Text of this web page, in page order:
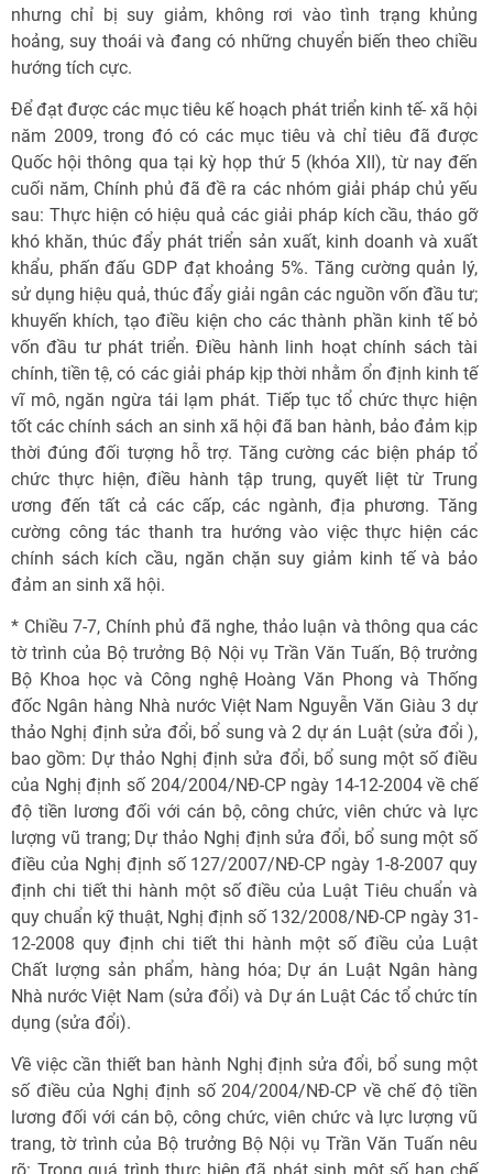
nhưng chỉ bị suy giảm, không rơi vào tình trạng khủng
hoảng, suy thoái và đang có những chuyển biến theo chiều
hướng tích cực.
Để đạt được các mục tiêu kế hoạch phát triển kinh tế- xã hội
năm 2009, trong đó có các mục tiêu và chỉ tiêu đã được
Quốc hội thông qua tại kỳ họp thứ 5 (khóa XII), từ nay đến
cuối năm, Chính phủ đã đề ra các nhóm giải pháp chủ yếu
sau: Thực hiện có hiệu quả các giải pháp kích cầu, tháo gỡ
khó khăn, thúc đẩy phát triển sản xuất, kinh doanh và xuất
khẩu, phấn đấu GDP đạt khoảng 5%. Tăng cường quản lý,
sử dụng hiệu quả, thúc đẩy giải ngân các nguồn vốn đầu tư;
khuyến khích, tạo điều kiện cho các thành phần kinh tế bỏ
vốn đầu tư phát triển. Điều hành linh hoạt chính sách tài
chính, tiền tệ, có các giải pháp kịp thời nhằm ổn định kinh tế
vĩ mô, ngăn ngừa tái lạm phát. Tiếp tục tổ chức thực hiện
tốt các chính sách an sinh xã hội đã ban hành, bảo đảm kịp
thời đúng đối tượng hỗ trợ. Tăng cường các biện pháp tổ
chức thực hiện, điều hành tập trung, quyết liệt từ Trung
ương đến tất cả các cấp, các ngành, địa phương. Tăng
cường công tác thanh tra hướng vào việc thực hiện các
chính sách kích cầu, ngăn chặn suy giảm kinh tế và bảo
đảm an sinh xã hội.
* Chiều 7-7, Chính phủ đã nghe, thảo luận và thông qua các
tờ trình của Bộ trưởng Bộ Nội vụ Trần Văn Tuấn, Bộ trưởng
Bộ Khoa học và Công nghệ Hoàng Văn Phong và Thống
đốc Ngân hàng Nhà nước Việt Nam Nguyễn Văn Giàu 3 dự
thảo Nghị định sửa đổi, bổ sung và 2 dự án Luật (sửa đổi ),
bao gồm: Dự thảo Nghị định sửa đổi, bổ sung một số điều
của Nghị định số 204/2004/NĐ-CP ngày 14-12-2004 về chế
độ tiền lương đối với cán bộ, công chức, viên chức và lực
lượng vũ trang; Dự thảo Nghị định sửa đổi, bổ sung một số
điều của Nghị định số 127/2007/NĐ-CP ngày 1-8-2007 quy
định chi tiết thi hành một số điều của Luật Tiêu chuẩn và
quy chuẩn kỹ thuật, Nghị định số 132/2008/NĐ-CP ngày 31-
12-2008 quy định chi tiết thi hành một số điều của Luật
Chất lượng sản phẩm, hàng hóa; Dự án Luật Ngân hàng
Nhà nước Việt Nam (sửa đổi) và Dự án Luật Các tổ chức tín
dụng (sửa đổi).
Về việc cần thiết ban hành Nghị định sửa đổi, bổ sung một
số điều của Nghị định số 204/2004/NĐ-CP về chế độ tiền
lương đối với cán bộ, công chức, viên chức và lực lượng vũ
trang, tờ trình của Bộ trưởng Bộ Nội vụ Trần Văn Tuấn nêu